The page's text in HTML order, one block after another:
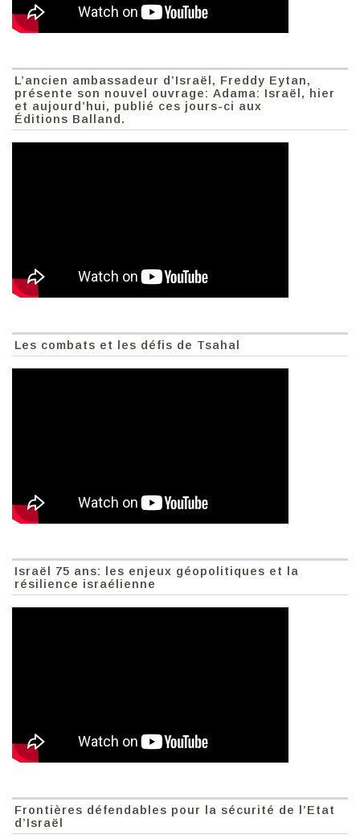
L’ancien ambassadeur d’Israël, Freddy Eytan,
présente son nouvel ouvrage: Adama: Israël, hier
et aujourd’hui, publié ces jours-ci aux
Éditions Balland.
Les combats et les défis de Tsahal
Israël 75 ans: les enjeux géopolitiques et la
résilience israélienne
Frontières défendables pour la sécurité de l’Etat
d’Israël